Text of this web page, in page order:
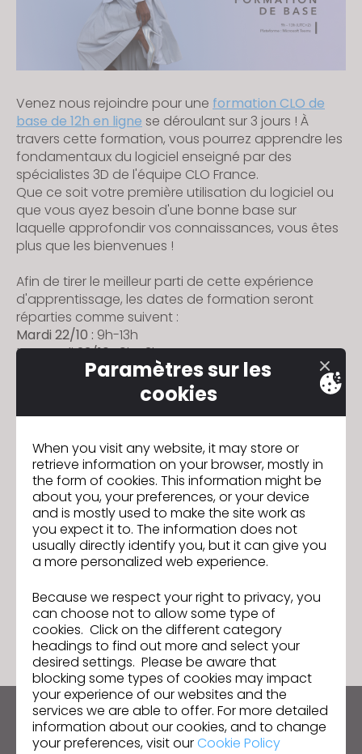
Venez nous rejoindre pour une formation CLO de
base de 12h en ligne se déroulant sur 3 jours ! À
travers cette formation, vous pourrez apprendre les
fondamentaux du logiciel enseigné par des
spécialistes 3D de l'équipe CLO France.
Que ce soit votre première utilisation du logiciel ou
que vous ayez besoin d'une bonne base sur
laquelle approfondir vos connaissances, vous êtes
plus que les bienvenues !
Afin de tirer le meilleur parti de cette expérience
d'apprentissage, les dates de formation seront
réparties comme suivent :
Mardi 22/10 : 9h-13h
Mercredi 23/10 :9h-13h
Jeudi 24/10 :9h-13h
Pour plus de détails et pour réserver votre place,
Précédent
Atelier de formation rendu et
animation 9-10/12
Suivant
Rejoignez notre atelier Skill Up :
Everywear et Showroom virtuel
ACCÉDER À LA LISTE
Restez informé des actualités de CLO
Découvrez les nouveautés, les promotions, les
Paramètres sur les
cookies
When you visit any website, it may store or
retrieve information on your browser, mostly in
the form of cookies. This information might be
about you, your preferences, or your device
and is mostly used to make the site work as
you expect it to. The information does not
usually directly identify you, but it can give you
a more personalized web experience.
Because we respect your right to privacy, you
can choose not to allow some type of
cookies. Click on the different category
headings to find out more and select your
desired settings. Please be aware that
blocking some types of cookies may impact
your experience of our websites and the
services we are able to offer. For more detailed
information about our cookies, and to change
your preferences, visit ourCookie Policy